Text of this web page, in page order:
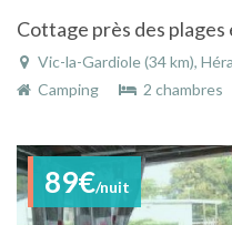
Vic-la-Gardiole (34 km), Hérault,
Camping
2 chambres
89€/nuit